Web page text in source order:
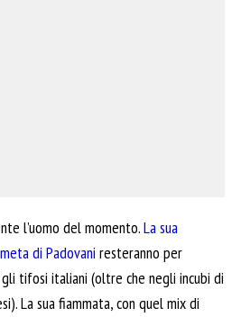
l’uomo del momento.La sua
di Padovani resteranno per
tifosi italiani (oltre che negli incubi di
La sua fiammata, con quel mix di